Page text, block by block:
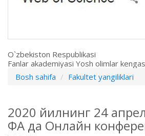
O`zbekiston Respublikasi
Fanlar akademiyasi Yosh olimlar
Bosh sahifa
Fakultet yangiliklari
2020 йилнинг 24
ФА да Онлайн